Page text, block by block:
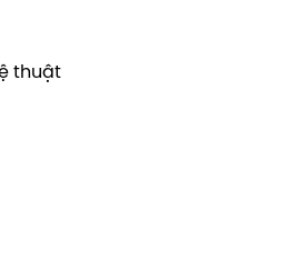
thuật